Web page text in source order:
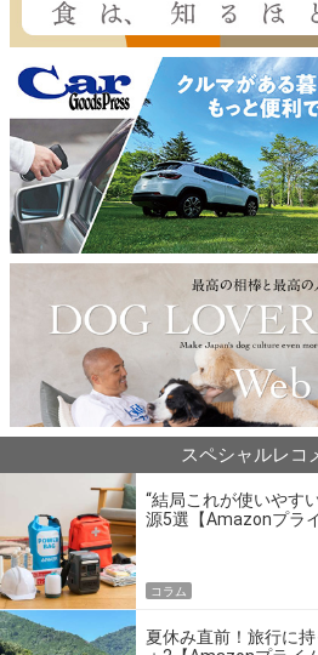
スペシャルレコ
“結局これが使いやす
源5選【Amazonプラ
コラム
夏休み直前！旅行に